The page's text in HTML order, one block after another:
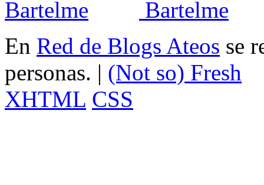
En Red de Blogs Ateos se
personas. | (Not so) Fresh
XHTML CSS